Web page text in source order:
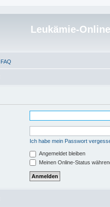
Leukämie-
FAQ
Ich habe mein Passwort
Angemeldet bleiben
Meinen Online-Status